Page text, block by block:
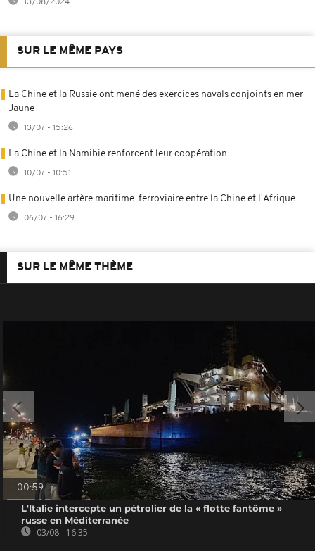
13/08/2024
SUR LE MÊME PAYS
La Chine et la Russie ont mené des exercices navals conjoints en mer
Jaune
13/07 - 15:26
La Chine et la Namibie renforcent leur coopération
10/07 - 10:51
Une nouvelle artère maritime-ferroviaire entre la Chine et l'Afrique
06/07 - 16:29
SUR LE MÊME THÈME
00:59
L'Italie intercepte un pétrolier de la « flotte fantôme »
russe en Méditerranée
03/08 - 16:35